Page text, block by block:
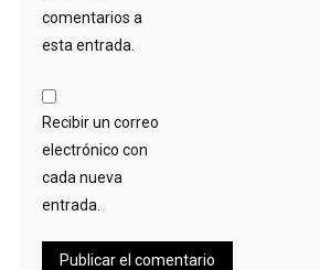
comentarios a
esta entrada.
Recibir un correo
electrónico con
cada nueva
entrada.